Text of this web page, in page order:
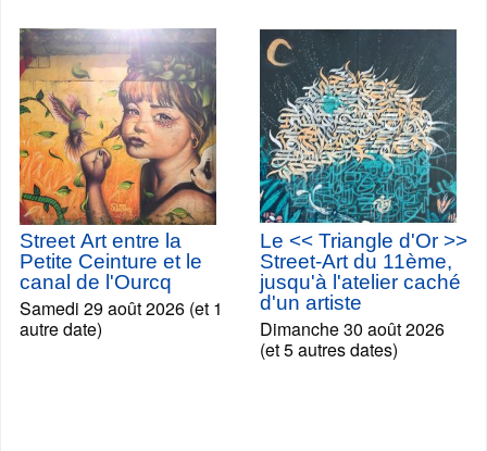
Street Art entre la
Petite Ceinture et le
canal de l'Ourcq
Samedi 29 août 2026 (et 1
autre date)
Le << Triangle d'Or >>
Street-Art du 11ème,
jusqu'à l'atelier caché
d'un artiste
Dimanche 30 août 2026
(et 5 autres dates)